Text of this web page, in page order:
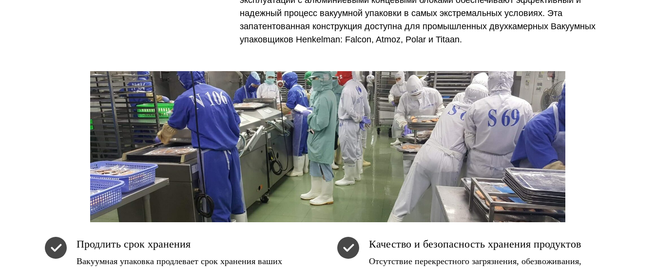
надежный процесс вакуумной упаковки в самых экстремальных условиях. Эта
запатентованная конструкция доступна для промышленных двухкамерных Вакуумных
упаковщиков Henkelman: Falcon, Atmoz, Polar и Titaan.
Продлить срок хранения
Вакуумная упаковка продлевает срок хранения ваших
Качество и безопасность хранения продуктов
Отсутствие перекрестного загрязнения, обезвоживания,